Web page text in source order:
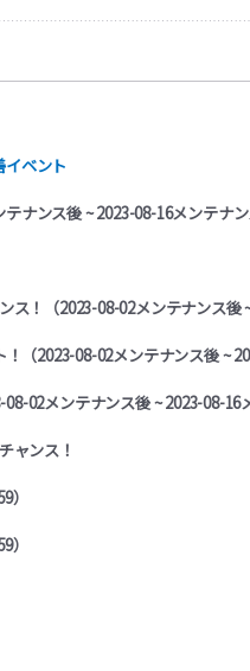
イベント
ナンス後 ~ 2023-08-16メンテナ
ス！（2023-08-02メンテナンス後
（2023-08-02メンテナンス後 ~
02メンテナンス後 ~ 2023-08-16
ャンス！
）
）